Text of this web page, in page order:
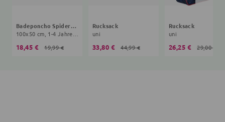
Badeponcho Spiderman
100x50 cm, 1-4 Jahre, blau
18,45 € 19,99 €
Rucksack
uni
33,80 € 44,99 €
Rucksack
uni
26,25 € 29,00 €